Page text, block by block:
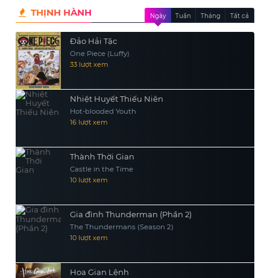
anh xin được xuất ngũ trở về cuộc
sống bình thường.
THỊNH HÀNH Ngày Tuần Tháng Tất cả
Đảo Hải Tặc
One Piece (Luffy)
33 lượt xem
Nhiệt Huyết Thiếu Niên
Hot-blooded Youth
16 lượt xem
Thành Thời Gian
Castle in the Time
10 lượt xem
Gia đình Thunderman (Phần 2)
The Thundermans (Season 2)
10 lượt xem
Hoa Gian Lệnh